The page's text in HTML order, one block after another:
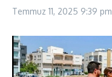
Temmuz 11, 2025 9:39 pm